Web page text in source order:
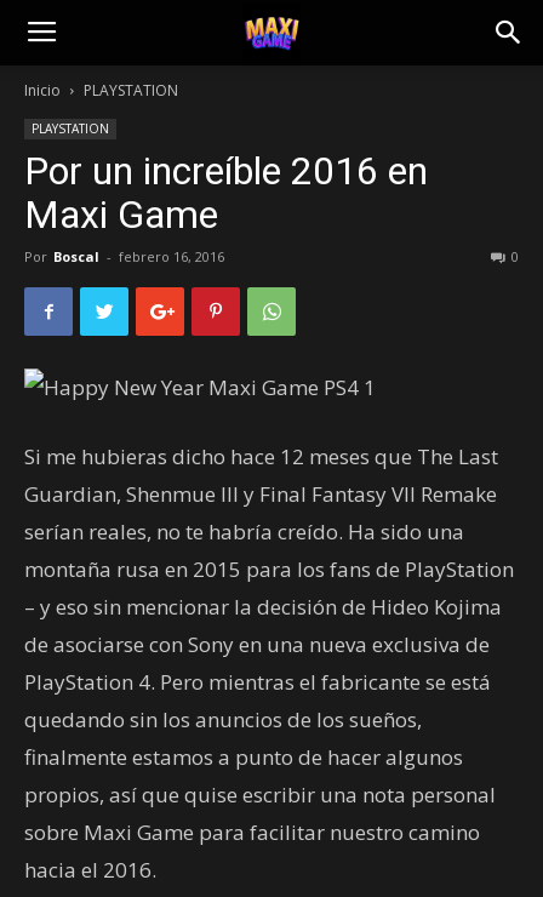
Inicio PLAYSTATION
PLAYSTATION
Por un increíble 2016 en
Maxi Game
Por Boscal - febrero 16, 2016 0
Si me hubieras dicho hace 12 meses que The Last
Guardian, Shenmue III y Final Fantasy VII Remake
serían reales, no te habría creído. Ha sido una
montaña rusa en 2015 para los fans de PlayStation
– y eso sin mencionar la decisión de Hideo Kojima
de asociarse con Sony en una nueva exclusiva de
PlayStation 4. Pero mientras el fabricante se está
quedando sin los anuncios de los sueños,
finalmente estamos a punto de hacer algunos
propios, así que quise escribir una nota personal
sobre Maxi Game para facilitar nuestro camino
hacia el 2016.